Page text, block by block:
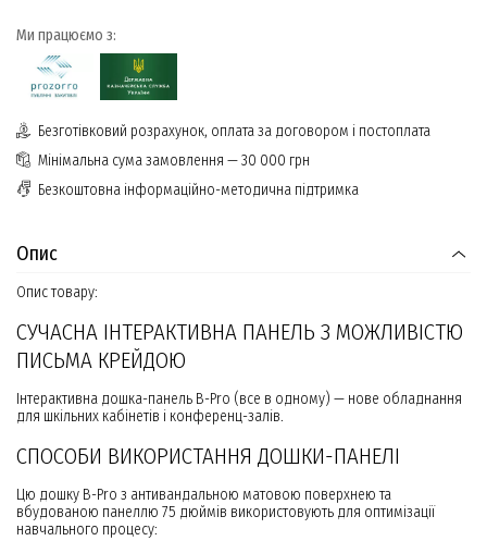
Ми працюємо з:
Безготівковий розрахунок, оплата за договором і постоплата
Мінімальна сума замовлення — 30 000 грн
Безкоштовна інформаційно-методична підтримка
Опис
Опис товару:
СУЧАСНА ІНТЕРАКТИВНА ПАНЕЛЬ З МОЖЛИВІСТЮ
ПИСЬМА КРЕЙДОЮ
Інтерактивна дошка-панель B-Pro (все в одному) — нове обладнання
для шкільних кабінетів і конференц-залів.
СПОСОБИ ВИКОРИСТАННЯ ДОШКИ-ПАНЕЛІ
Цю дошку B-Pro з антивандальною матовою поверхнею та
вбудованою панеллю 75 дюймів використовують для оптимізації
навчального процесу: